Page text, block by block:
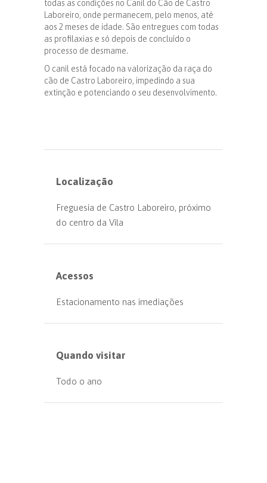
todas as condições no Canil do Cão de Castro
Laboreiro, onde permanecem, pelo menos, até
aos 2 meses de idade. São entregues com todas
as profilaxias e só depois de concluído o
processo de desmame.
O canil está focado na valorização da raça do
cão de Castro Laboreiro, impedindo a sua
extinção e potenciando o seu desenvolvimento.
Localização
Freguesia de Castro Laboreiro, próximo
do centro da Vila
Acessos
Estacionamento nas imediações
Quando visitar
Todo o ano